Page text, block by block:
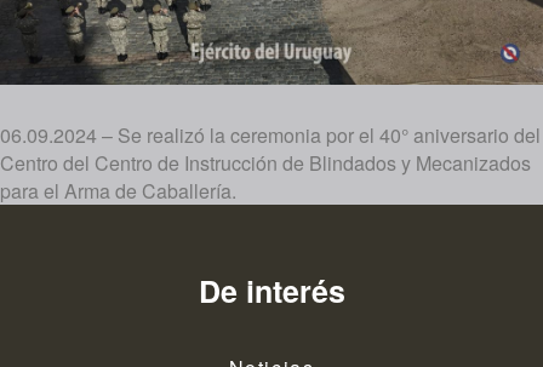
06.09.2024 – Se realizó la ceremonia por el 40° aniversario del
Centro del Centro de Instrucción de Blindados y Mecanizados
para el Arma de Caballería.
De interés